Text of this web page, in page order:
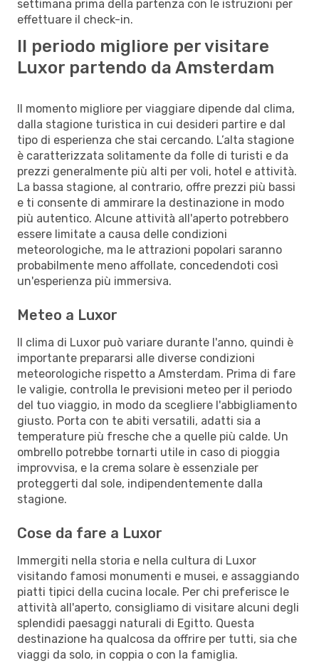
settimana prima della partenza con le istruzioni per
effettuare il check-in.
Il periodo migliore per visitare
Luxor partendo da Amsterdam
Il momento migliore per viaggiare dipende dal clima,
dalla stagione turistica in cui desideri partire e dal
tipo di esperienza che stai cercando. L’alta stagione
è caratterizzata solitamente da folle di turisti e da
prezzi generalmente più alti per voli, hotel e attività.
La bassa stagione, al contrario, offre prezzi più bassi
e ti consente di ammirare la destinazione in modo
più autentico. Alcune attività all'aperto potrebbero
essere limitate a causa delle condizioni
meteorologiche, ma le attrazioni popolari saranno
probabilmente meno affollate, concedendoti così
un'esperienza più immersiva.
Meteo a Luxor
Il clima di Luxor può variare durante l'anno, quindi è
importante prepararsi alle diverse condizioni
meteorologiche rispetto a Amsterdam. Prima di fare
le valigie, controlla le previsioni meteo per il periodo
del tuo viaggio, in modo da scegliere l'abbigliamento
giusto. Porta con te abiti versatili, adatti sia a
temperature più fresche che a quelle più calde. Un
ombrello potrebbe tornarti utile in caso di pioggia
improvvisa, e la crema solare è essenziale per
proteggerti dal sole, indipendentemente dalla
stagione.
Cose da fare a Luxor
Immergiti nella storia e nella cultura di Luxor
visitando famosi monumenti e musei, e assaggiando
piatti tipici della cucina locale. Per chi preferisce le
attività all'aperto, consigliamo di visitare alcuni degli
splendidi paesaggi naturali di Egitto. Questa
destinazione ha qualcosa da offrire per tutti, sia che
viaggi da solo, in coppia o con la famiglia.